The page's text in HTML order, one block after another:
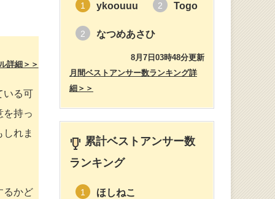
詳細＞＞
いる可
を持っ
れま
るかど
1 ykoouuu 2 Togo
2 なつめあさひ
8月7日03時48分更新
月間ベストアンサー数ランキング詳
細＞＞
累計ベストアンサー数
ランキング
1 ほしねこ